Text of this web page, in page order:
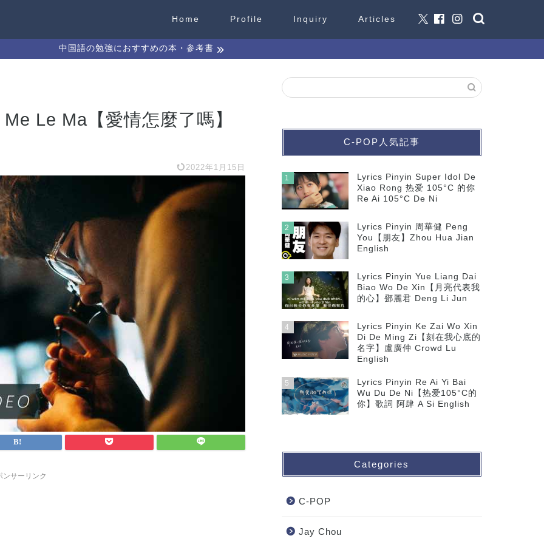
Home Profile Inquiry Articles
中国語の勉強におすすめの本・参考書
Le Ma【愛情怎麼了嗎】
2022年1月15日
ンサーリンク
C-POP人気記事
1
Lyrics Pinyin Super Idol De
Xiao Rong 热爱 105°C 的你
Re Ai 105°C De Ni
2
Lyrics Pinyin 周華健 Peng
You【朋友】Zhou Hua Jian
English
3
Lyrics Pinyin Yue Liang Dai
Biao Wo De Xin【月亮代表我
的心】鄧麗君 Deng Li Jun
4
Lyrics Pinyin Ke Zai Wo Xin
Di De Ming Zi【刻在我心底的
名字】盧廣仲 Crowd Lu
English
5
Lyrics Pinyin Re Ai Yi Bai
Wu Du De Ni【热爱105°C的
你】歌詞 阿肆 A Si English
Categories
C-POP
Jay Chou